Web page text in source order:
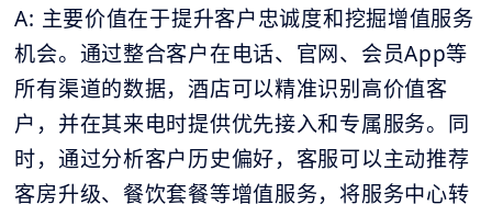
A: 主要价值在于提升客户忠诚度和挖掘增值服务
机会。通过整合客户在电话、官网、会员App等
所有渠道的数据，酒店可以精准识别高价值客
户，并在其来电时提供优先接入和专属服务。同
时，通过分析客户历史偏好，客服可以主动推荐
客房升级、餐饮套餐等增值服务，将服务中心转